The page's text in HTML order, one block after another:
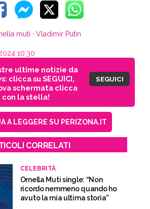
muti · Vladimir Putin
10:30
ultime notizie da
clicca su SEGUICI,
schermata clicca
con la stella!
SEGUICI
A LEGGERE SU PERIZONA.IT
CORRELATI
CELEBRITÀ
Ornella Muti single: “Non
ricordo nemmeno quando ho
avuto la mia ultima storia”